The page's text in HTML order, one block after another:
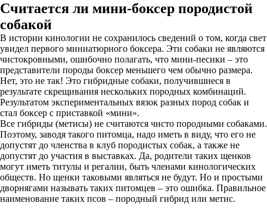
Считается ли мини-боксер породистой
собакой
В истории кинологии не сохранилось сведений о том, когда свет
увидел первого миниатюрного боксера. Эти собаки не являются
чистокровными, ошибочно полагать, что мини-песики – это
представители породы боксер меньшего чем обычно размера.
Нет, это не так! Это гибридные собаки, получившиеся в
результате скрещивания нескольких породных комбинаций.
Результатом экспериментальных вязок разных пород собак и
стал боксер с приставкой «мини».
Все гибриды (метисы) не считаются чисто породными собаками.
Поэтому, заводя такого питомца, надо иметь в виду, что его не
допустят до членства в клуб породистых собак, а также не
допустят до участия в выставках. Да, родители таких щенков
могут иметь титулы и регалии, быть членами кинологических
обществ. Но щенки таковыми являться не будут. Но и простыми
дворнягами называть таких питомцев – это ошибка. Правильное
наименование таких псов – породный гибрид или метис.